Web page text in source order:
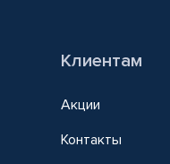
Клиентам
Акции
Контакты